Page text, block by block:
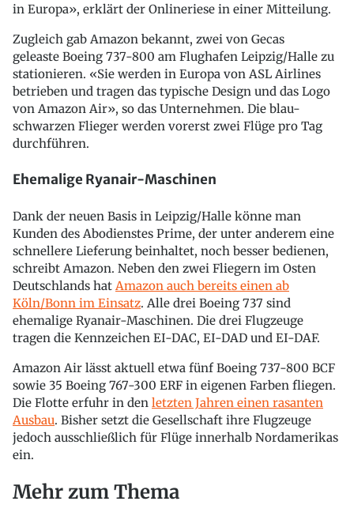
in Europa», erklärt der Onlineriese in einer Mitteilung.
Zugleich gab Amazon bekannt, zwei von Gecas
geleaste Boeing 737-800 am Flughafen Leipzig/Halle zu
stationieren. «Sie werden in Europa von ASL Airlines
betrieben und tragen das typische Design und das Logo
von Amazon Air», so das Unternehmen. Die blau-
schwarzen Flieger werden vorerst zwei Flüge pro Tag
durchführen.
Ehemalige Ryanair-Maschinen
Dank der neuen Basis in Leipzig/Halle könne man
Kunden des Abodienstes Prime, der unter anderem eine
schnellere Lieferung beinhaltet, noch besser bedienen,
schreibt Amazon. Neben den zwei Fliegern im Osten
Deutschlands hat Amazon auch bereits einen ab
Köln/Bonn im Einsatz. Alle drei Boeing 737 sind
ehemalige Ryanair-Maschinen. Die drei Flugzeuge
tragen die Kennzeichen EI-DAC, EI-DAD und EI-DAF.
Amazon Air lässt aktuell etwa fünf Boeing 737-800 BCF
sowie 35 Boeing 767-300 ERF in eigenen Farben fliegen.
Die Flotte erfuhr in den letzten Jahren einen rasanten
Ausbau. Bisher setzt die Gesellschaft ihre Flugzeuge
jedoch ausschließlich für Flüge innerhalb Nordamerikas
ein.
Mehr zum Thema